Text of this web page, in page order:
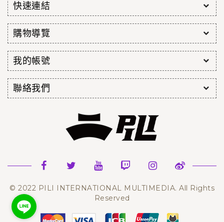
快速連結
購物導覽
我的帳號
聯絡我們
© 2022 PILI INTERNATIONAL MULTIMEDIA. All Rights
Reserved